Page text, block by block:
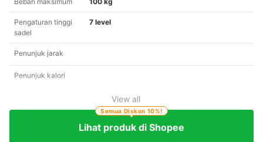
Pengaturan tinggi
sadel
7 level
Penunjuk jarak
Penunjuk kalori
View all
Lihat produk di Shopee
Semua Diskon 10%!